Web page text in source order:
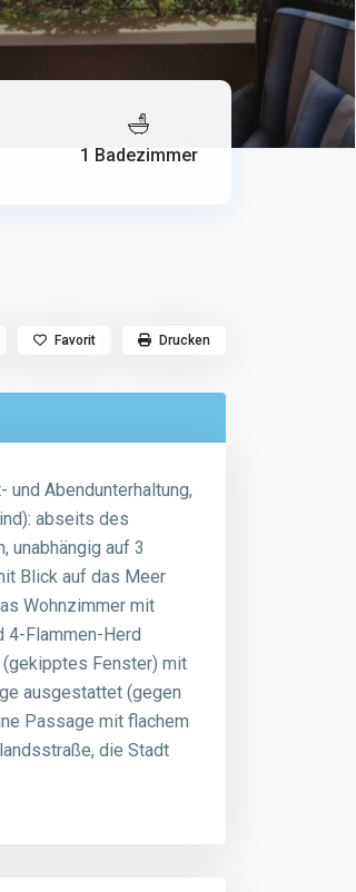
1 Badezimmer
Favorit Drucken
Abendunterhaltung,
abseits des
unabhängig auf 3
Blick auf das Meer
Wohnzimmer mit
4-Flammen-Herd
Fenster) mit
ausgestattet (gegen
Passage mit flachem
die Stadt